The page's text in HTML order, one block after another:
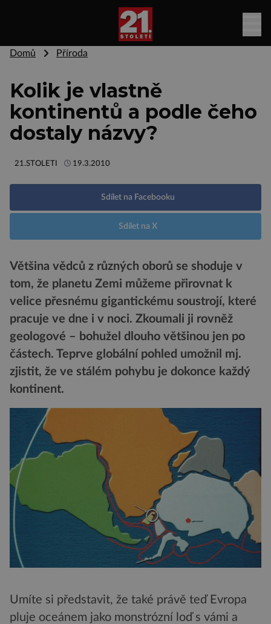
Domů Příroda
Kolik je vlastně
kontinentů a podle čeho
dostaly názvy?
21.STOLETI 19.3.2010
Sdílet na Facebooku
Sdílet na X
Většina vědců z různých oborů se shoduje v
tom, že planetu Zemi můžeme přirovnat k
velice přesnému gigantickému soustrojí, které
pracuje ve dne i v noci. Zkoumali ji rovněž
geologové – bohužel dlouho většinou jen po
částech. Teprve globální pohled umožnil mj.
zjistit, že ve stálém pohybu je dokonce každý
kontinent.
Umíte si představit, že také právě teď Evropa
pluje oceánem jako monstrózní loď s vámi a